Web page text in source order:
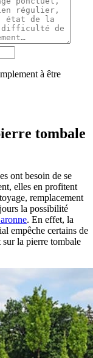
à être
tombale
ont besoin de se
elles en profitent
remplacement
la possibilité
. En effet, la
empêche certains de
sur la pierre tombale